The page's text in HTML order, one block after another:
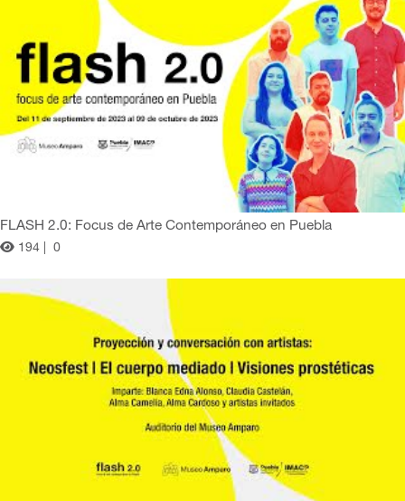
FLASH 2.0: Focus de Arte Contemporáneo en Puebla
194 | 0